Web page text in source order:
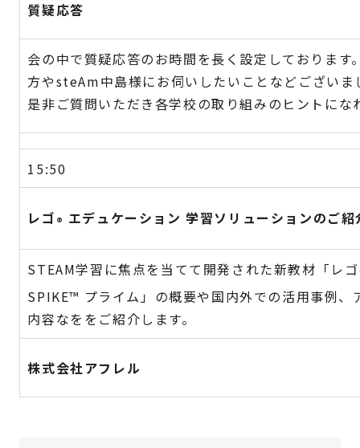
質疑応答
会の中で質疑応答のお時間を長く設定しております
方やsteAm中島様にお伺いしたいことなどございま
是非ご質問いただき各学校の取り組みのヒントにな
15:50
レゴ ® エデュケーション 学習ソリューションのご紹
STEAM学習に焦点を当てて開発された新教材「レゴ
SPIKE™ プライム」の概要や国内外での活用事例、
内容なををご紹介します。
株式会社アフレル